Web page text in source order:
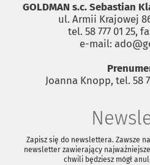
GOLDMAN s.c. Sebastian
ul. Armii Krajowej
tel. 58 777 01 25,
e-mail:
Joanna Knopp, tel. 58
Zapisz się do newslettera. Zawsze
newsletter zawierający
chwili będziesz mógł